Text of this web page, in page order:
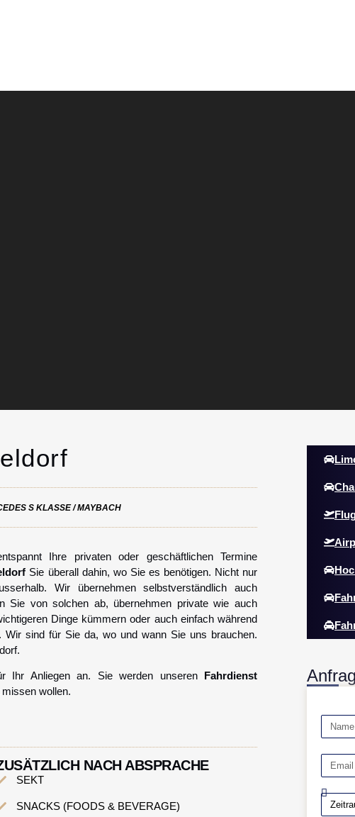
S KLASSE / MAYBACH
Ihre privaten oder geschäftlichen Termine
Sie überall dahin, wo Sie es benötigen. Nicht nur
Wir übernehmen selbstverständlich auch
Sie von solchen ab, übernehmen private wie auch
Dinge kümmern oder auch einfach während
Wir sind für Sie da, wo und wann Sie uns brauchen.
Ihr Anliegen an. Sie werden unseren Fahrdienst
wollen.
NACH ABSPRACHE
SEKT
SNACKS (FOODS & BEVERAGE)